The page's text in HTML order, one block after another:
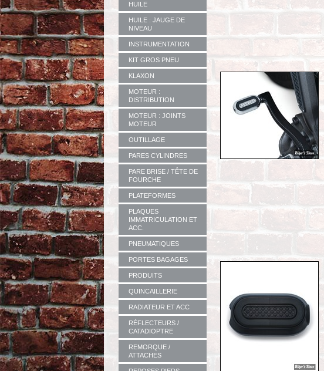
HUILE
HUILE : JAUGE DE
NIVEAU
INSTRUMENTATION
KIT GROS PNEU
KLAXON
MOTEUR :
DISTRIBUTION
MOTEUR : JOINTS
MOTEUR
OUTILLAGE
PARES CYLINDRES
PARE BRISE / TÊTE DE
FOURCHE
PLATEFORMES
PLAQUES
IMMATRICULATION ET
ACC.
PNEUMATIQUES
PORTES BAGAGES
PRODUITS
QUINCAILLERIE
RADIATEUR ET ACC
RÉFLECTEURS /
CATADIOPTRE
REMORQUE /
ATTACHES